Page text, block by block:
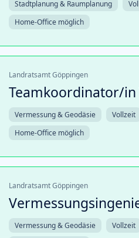
Stadtplanung & Raumplanung
Home-Office möglich
Landratsamt Göppingen
Teamkoordinator/
Vermessung & Geodäsie Vollzeit
Home-Office möglich
Landratsamt Göppingen
Vermessung & Geodäsie Vollzeit